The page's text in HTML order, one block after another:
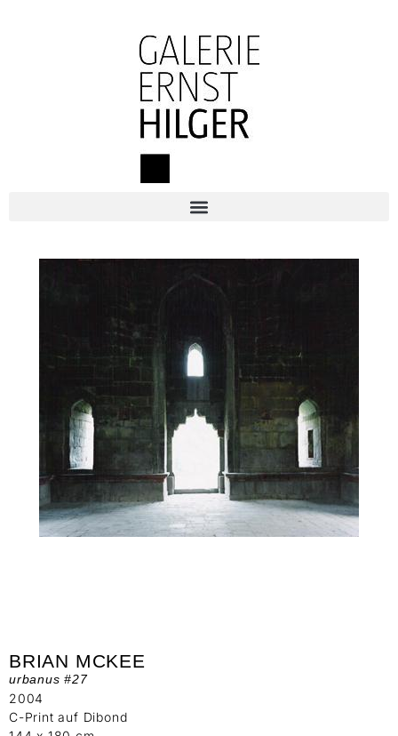
BRIAN MCKEE
urbanus #27
2004
C-Print auf Dibond